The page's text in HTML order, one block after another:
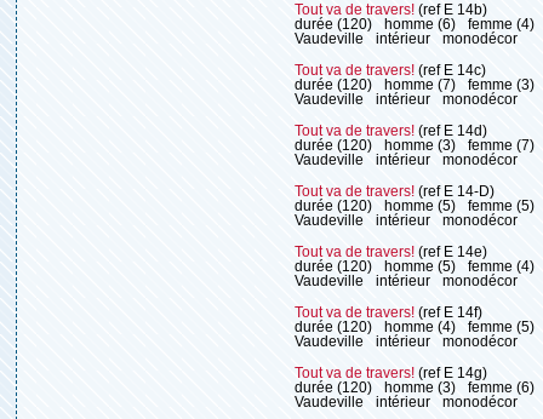
Tout va de travers! (ref E 14b)
durée (120)
homme (6)
femme (4)
Vaudeville
intérieur monodécor
Tout va de travers! (ref E 14c)
durée (120)
homme (7)
femme (3)
Vaudeville
intérieur monodécor
Tout va de travers! (ref E 14d)
durée (120)
homme (3)
femme (7)
Vaudeville
intérieur monodécor
Tout va de travers! (ref E 14-D)
durée (120)
homme (5)
femme (5)
Vaudeville
intérieur monodécor
Tout va de travers! (ref E 14e)
durée (120)
homme (5)
femme (4)
Vaudeville
intérieur monodécor
Tout va de travers! (ref E 14f)
durée (120)
homme (4)
femme (5)
Vaudeville
intérieur monodécor
Tout va de travers! (ref E 14g)
durée (120)
homme (3)
femme (6)
Vaudeville
intérieur monodécor